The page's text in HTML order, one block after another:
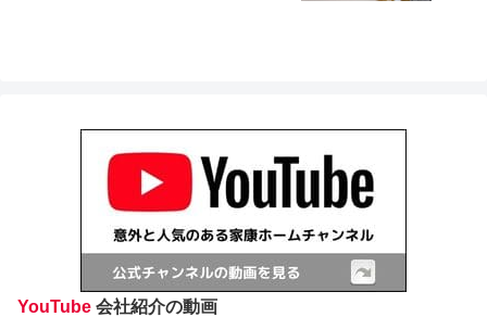
YouTube 会社紹介の動画